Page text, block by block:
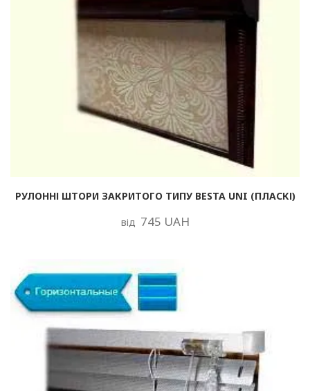
РУЛОННІ ШТОРИ ЗАКРИТОГО ТИПУ BESTA UNI (ПЛАСКІ)
від 745 UAH